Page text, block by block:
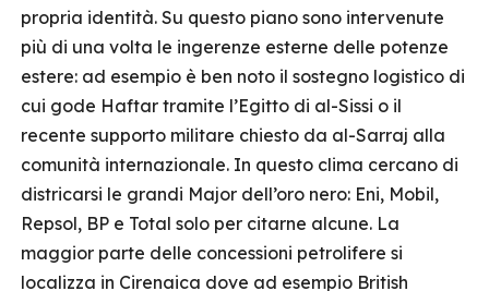
propria identità. Su questo piano sono intervenute
più di una volta le ingerenze esterne delle potenze
estere: ad esempio è ben noto il sostegno logistico di
cui gode Haftar tramite l’Egitto di al-Sissi o il
recente supporto militare chiesto da al-Sarraj alla
comunità internazionale. In questo clima cercano di
districarsi le grandi Major dell’oro nero: Eni, Mobil,
Repsol, BP e Total solo per citarne alcune. La
maggior parte delle concessioni petrolifere si
localizza in Cirenaica dove ad esempio British